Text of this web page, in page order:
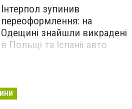
Інтерпол зупинив
переоформлення: на
Одещині знайшли викрадені
в Польщі та Іспанії авто